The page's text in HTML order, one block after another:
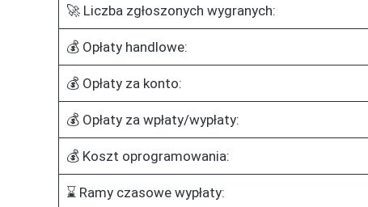
🚀 Liczba zgłoszonych wygranych:
💰 Opłaty handlowe:
💰 Opłaty za konto:
💰 Opłaty za wpłaty/wypłaty:
💰 Koszt oprogramowania:
⌛ Ramy czasowe wypłaty: